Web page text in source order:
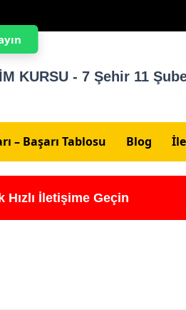
KURSU - 7 Şehir 11
– Başarı Tablosu Blog
Hızlı İletişime Geçin